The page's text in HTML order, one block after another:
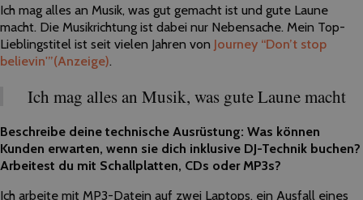
Ich mag alles an Musik, was gut gemacht ist und gute Laune
macht. Die Musikrichtung ist dabei nur Nebensache. Mein Top-
Lieblingstitel ist seit vielen Jahren von Journey “Don’t stop
believin'”(Anzeige).
Ich mag alles an Musik, was gute Laune macht
Beschreibe deine technische Ausrüstung: Was können
Kunden erwarten, wenn sie dich inklusive DJ-Technik buchen?
Arbeitest du mit Schallplatten, CDs oder MP3s?
Ich arbeite mit MP3-Datein auf zwei Laptops, ein Ausfall eines